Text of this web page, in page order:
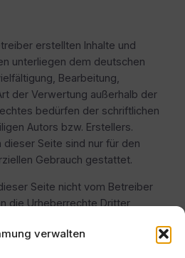
verwalten
erstellten Inhalte und
unterliegen dem deutschen
Bearbeitung,
der Verwertung außerhalb der
bedürfen der schriftlichen
Autors bzw. Erstellers.
dieser Seite sind nur für den
Gebrauch gestattet.
Seite nicht vom Betreiber
die Urheberrechte Dritter
Sollten Sie trotzdem auf eine